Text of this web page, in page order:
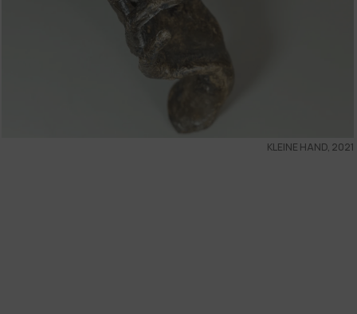
KLEINE HAND, 2021